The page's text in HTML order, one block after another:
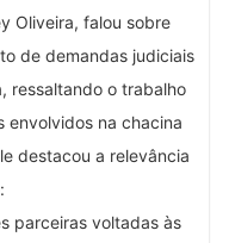
Oliveira, falou sobre
de demandas judiciais
ressaltando o trabalho
envolvidos na chacina
destacou a relevância
parceiras voltadas às